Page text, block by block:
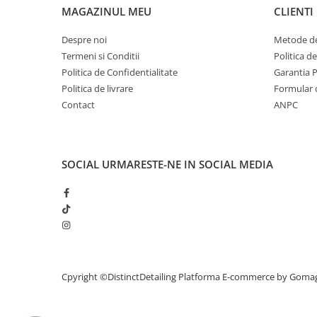
MAGAZINUL MEU
Despre noi
Termeni si Conditii
Politica de Confidentialitate
Politica de livrare
Contact
CLIENTI
Metode
Politica
Garantia
Formular
ANPC
SOCIAL URMARESTE-NE IN SOCIAL MEDIA
Cpyright ©DistinctDetailing Platforma E-commerce by